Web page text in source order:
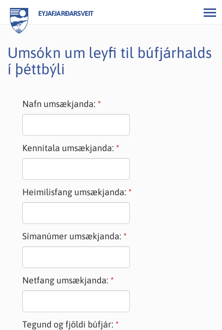
EYJAFJARÐARSVEIT
Umsókn um leyfi til búfjárhalds
í þéttbýli
Nafn umsækjanda:
Kennitala umsækjanda:
Heimilisfang umsækjanda:
Símanúmer umsækjanda:
Netfang umsækjanda:
Tegund og fjöldi búfjár: